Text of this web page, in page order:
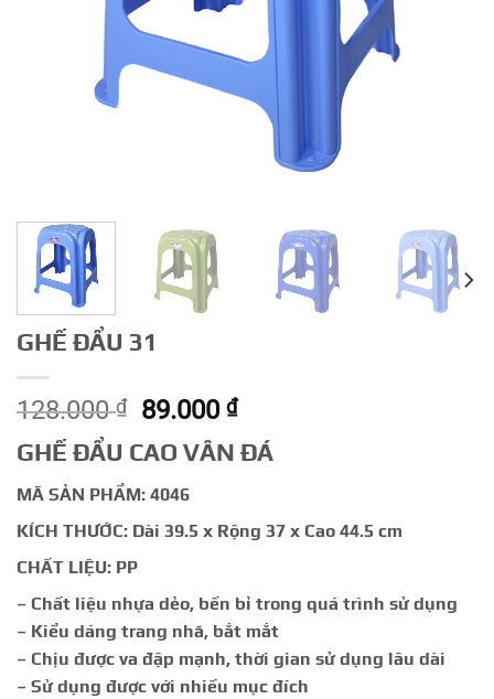
GHẾ ĐẨU 31
128.000₫
Giá
là:
128.000 ₫.
89.000₫Giá
hiện
tại
GHẾ ĐẨU CAO VÂN ĐÁ
MÃ SẢN PHẨM: 4046
KÍCH THƯỚC: Dài 39.5 x Rộng 37 x Cao 44.5 cm
CHẤT LIỆU: PP
– Chất liệu nhựa dẻo, bền bỉ trong quá trình sử dụng
– Kiểu dáng trang nhã, bắt mắt
– Chịu được va đập mạnh, thời gian sử dụng lâu dài
– Sử dụng được với nhiều mục đích